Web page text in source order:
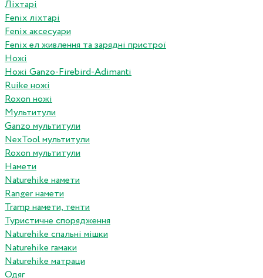
Ліхтарі
Fenix ліхтарі
Fenix аксесуари
Fenix ел живлення та зарядні пристрої
Ножі
Ножі Ganzo-Firebird-Adimanti
Ruike ножі
Roxon ножi
Мультитули
Ganzo мультитули
NexTool мультитули
Roxon мультитули
Намети
Naturehike намети
Ranger намети
Tramp намети, тенти
Туристичне спорядження
Naturehike спальні мішки
Naturehike гамаки
Naturehike матраци
Одяг